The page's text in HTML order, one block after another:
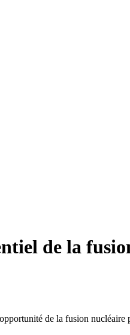
de la
de la fusion